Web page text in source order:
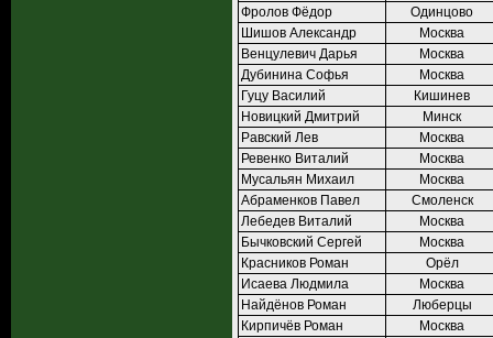
Фролов Фёдор
Одинцово
Шишов Александр
Москва
Венцулевич Дарья
Москва
Дубинина Софья
Москва
Гуцу Василий
Кишинев
Новицкий Дмитрий
Минск
Равский Лев
Москва
Ревенко Виталий
Москва
Мусальян Михаил
Москва
Абраменков Павел
Смоленск
Лебедев Виталий
Москва
Бычковский Сергей
Москва
Красников Роман
Орёл
Исаева Людмила
Москва
Найдёнов Роман
Люберцы
Кирпичёв Роман
Москва